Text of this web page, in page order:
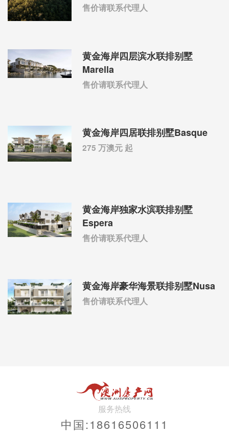
售价请联系代理人
黄金海岸四层滨水联排别墅
Marella
售价请联系代理人
黄金海岸四居联排别墅Basque
275 万澳元 起
黄金海岸独家水滨联排别墅
Espera
售价请联系代理人
黄金海岸豪华海景联排别墅Nusa
售价请联系代理人
服务热线
中国:18616506111